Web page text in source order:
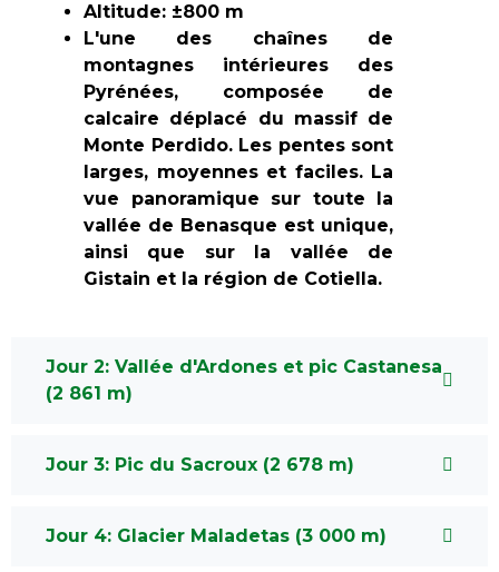
Altitude: ±800 m
L'une des chaînes de
montagnes intérieures des
Pyrénées, composée de
calcaire déplacé du massif de
Monte Perdido. Les pentes sont
larges, moyennes et faciles. La
vue panoramique sur toute la
vallée de Benasque est unique,
ainsi que sur la vallée de
Gistain et la région de Cotiella.
Jour 2: Vallée d'Ardones et pic Castanesa
(2 861 m)
Jour 3: Pic du Sacroux (2 678 m)
Jour 4: Glacier Maladetas (3 000 m)